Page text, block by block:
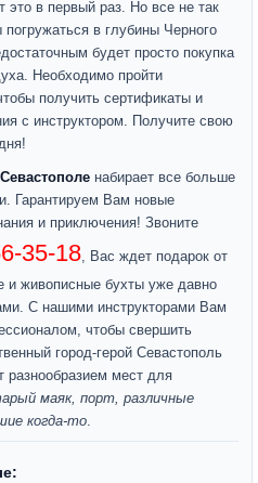
в первый раз. Но все не так
в глубины Черного
будет просто покупка
Необходимо пройти
получить сертификаты и
с инструктором. Получите свою
набирает все больше
Гарантируем Вам новые
и приключения! Звоните
35-18, Вас ждет подарок от
и живописные бухты уже давно
С нашими инструкторами Вам
чтобы свершить
город-герой Севастополь
разнообразием мест для
маяк, порт, различные
когда-то.